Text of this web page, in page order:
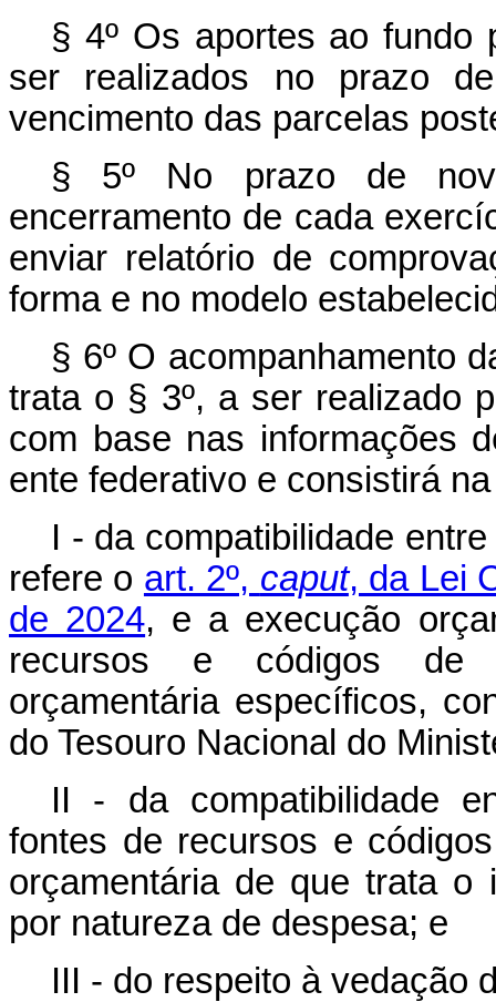
§ 4º Os aportes ao fundo
ser realizados no prazo
vencimento das parcelas
§ 5º No prazo de
encerramento de cada
enviar relatório de
forma e no modelo
§ 6º O acompanhamento
trata o § 3º, a ser realizado
com base nas informações
ente federativo e consistirá
I - da compatibilidade
refere o art. 2º, caput, da Lei
de 2024, e a execução
recursos e códigos de
orçamentária específicos,
do Tesouro Nacional do
II - da compatibilidade
fontes de recursos e
orçamentária de que trata
por natureza de despesa; e
III - do respeito à vedação